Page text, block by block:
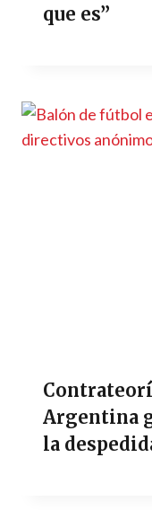
que es”
Argentina
la